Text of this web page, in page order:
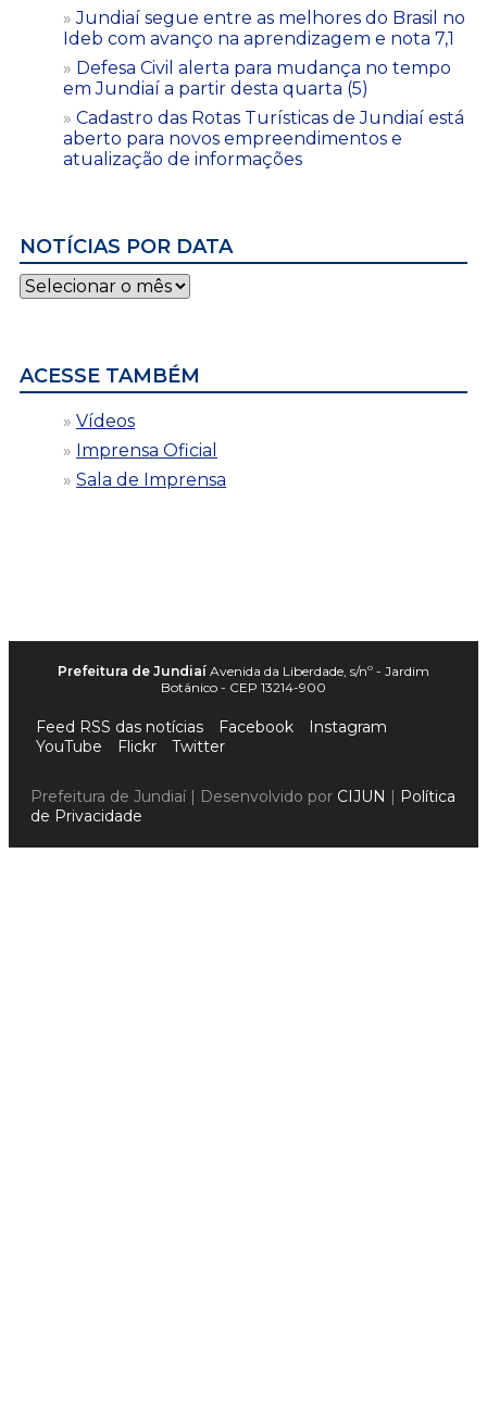
Jundiaí segue entre as melhores do Brasil no
Ideb com avanço na aprendizagem e nota 7,1
Defesa Civil alerta para mudança no tempo
em Jundiaí a partir desta quarta (5)
Cadastro das Rotas Turísticas de Jundiaí está
aberto para novos empreendimentos e
atualização de informações
NOTÍCIAS POR DATA
Notícias
por
ACESSE TAMBÉM
Vídeos
Imprensa Oficial
Sala de Imprensa
Prefeitura de Jundiaí Avenida da Liberdade, s/nº - Jardim
Botânico - CEP 13214-900
Feed RSS das notícias Facebook
Instagram
YouTube
Flickr Twitter
Prefeitura de Jundiaí | Desenvolvido por CIJUN | Política
de Privacidade